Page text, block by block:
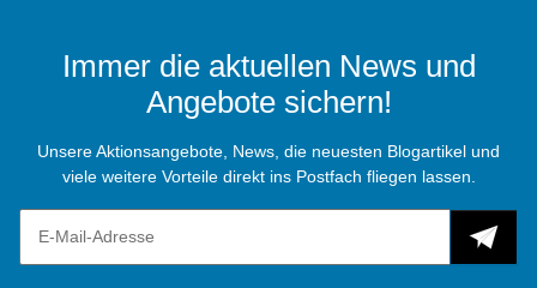
Immer die aktuellen News und
Angebote sichern!
Unsere Aktionsangebote, News, die neuesten Blogartikel und
viele weitere Vorteile direkt ins Postfach fliegen lassen.